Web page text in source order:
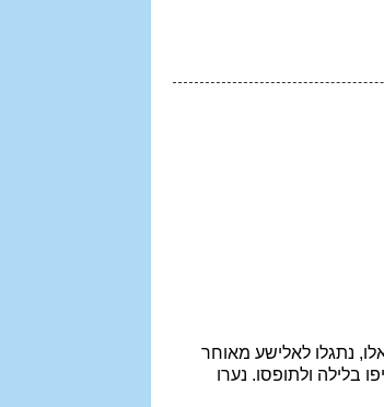
נתגלו לאלישע מאוחר
בלילה ולתופסו. נערו